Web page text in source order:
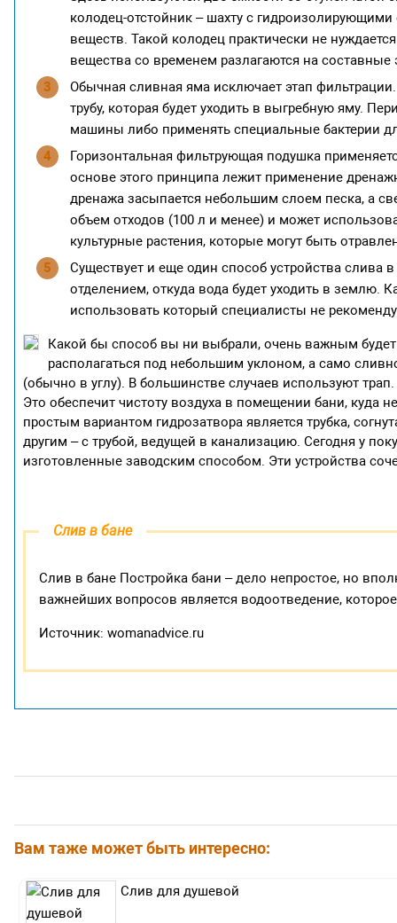
колодец-отстойник – шахту с
веществ. Такой колодец практически не
вещества со временем разлагаются на
Обычная сливная яма исключает этап
трубу, которая будет уходить в выгребную яму.
машины либо применять специальные бактерии
Горизонтальная фильтрующая подушка
основе этого принципа лежит применение
дренажа засыпается небольшим слоем песка, а
объем отходов (100 л и менее) и может
культурные растения, которые могут быть
Существует и еще один способ устройства
отделением, откуда вода будет уходить в землю.
использовать который специалисты не
Какой бы способ вы ни выбрали, очень важным
располагаться под небольшим уклоном, а само
(обычно в углу). В большинстве случаев используют
Это обеспечит чистоту воздуха в помещении бани, куда
простым вариантом гидрозатвора является трубка,
другим – с трубой, ведущей в канализацию. Сегодня у
изготовленные заводским способом. Эти устройства
Слив в бане
Слив в бане Постройка бани – дело непростое, но
важнейших вопросов является водоотведение,
Источник: womanadvice.ru
Вам таже может быть интересно:
Слив для душевой